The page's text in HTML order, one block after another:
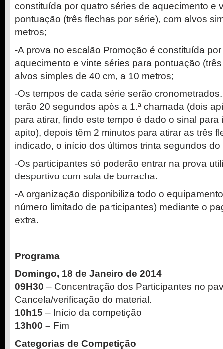
constituída por quatro séries de aquecimento e
pontuação (três flechas por série), com alvos
metros;
-A prova no escalão Promoção é constituída
aquecimento e vinte séries para pontuação
alvos simples de 40 cm, a 10 metros;
-Os tempos de cada série serão
terão 20 segundos após a 1.ª chamada (dois
para atirar, findo este tempo é dado o sinal para
apito), depois têm 2 minutos para atirar as três
indicado, o início dos últimos trinta segundos
-Os participantes só poderão entrar na prova
desportivo com sola de borracha.
-A organização disponibiliza todo o
número limitado de participantes) mediante o
extra.
Programa
Domingo, 18 de Janeiro de 2014
09H30 – Concentração dos Participantes no
Cancela/verificação do material.
10h15 – Início da competição
13h00 – Fim
Categorias de Competição